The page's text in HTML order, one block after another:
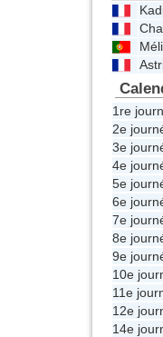
1re
2e
3e
4e
5e
6e
7e
8e
9e
10e
11e
12e
14e